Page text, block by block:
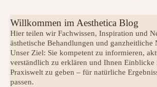
Willkommen im Aesthetica Blog
Hier teilen wir Fachwissen, Inspiration und
ästhetische Behandlungen und ganzheitliche
Unser Ziel: Sie kompetent zu informieren,
verständlich zu erklären und Ihnen Einblicke
Praxiswelt zu geben – für natürliche
passen.